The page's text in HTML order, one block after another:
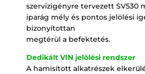
szervizigényre tervezett SV530
iparág mély és pontos jelölési
bizonyítottan
megtérül a befektetés.
Dedikált VIN jelölési rendszer
A hamisított alkatrészek